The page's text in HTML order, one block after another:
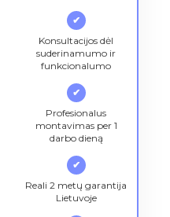
✔
Konsultacijos dėl
suderinamumo ir
funkcionalumo
✔
Profesionalus
montavimas per 1
darbo dieną
✔
Reali 2 metų garantija
Lietuvoje